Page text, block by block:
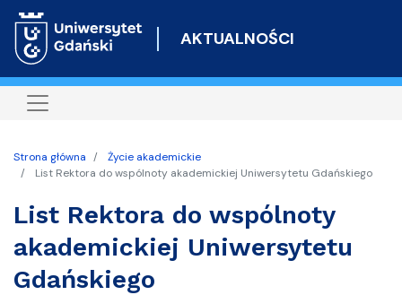
do
AKTUALNOŚCI
Strona główna
Życie akademickie
List Rektora do wspólnoty akademickiej Uniwersytetu Gdańskiego
List Rektora do wspólnoty
akademickiej Uniwersytetu
Gdańskiego